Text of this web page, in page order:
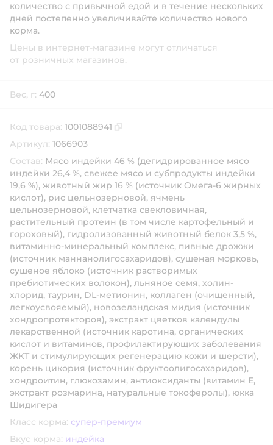
количество с привычной едой и в течение нескольких
дней постепенно увеличивайте количество нового
корма.
Цены в интернет-магазине могут отличаться
от розничных магазинов.
Вес, г: 400
Код товара: 1001088941
Артикул: 1066903
Состав: Мясо индейки 46 % (дегидрированное мясо
индейки 26,4 %, свежее мясо и субпродукты индейки
19,6 %), животный жир 16 % (источник Омега-6 жирных
кислот), рис цельнозерновой, ячмень
цельнозерновой, клетчатка свекловичная,
растительный протеин (в том числе картофельный и
гороховый), гидролизованный животный белок 3,5 %,
витаминно-минеральный комплекс, пивные дрожжи
(источник маннанолигосахаридов), сушеная морковь,
сушеное яблоко (источник растворимых
пребиотических волокон), льняное семя, холин-
хлорид, таурин, DL-метионин, коллаген (очищенный,
легкоусвояемый), новозеландская мидия (источник
хондропротекторов), экстракт цветков календулы
лекарственной (источник каротина, органических
кислот и витаминов, профилактирующих заболевания
ЖКТ и стимулирующих регенерацию кожи и шерсти),
корень цикория (источник фруктоолигосахаридов),
хондроитин, глюкозамин, антиоксиданты (витамин Е,
экстракт розмарина, натуральные токоферолы), юкка
Шидигера
Класс корма: супер-премиум
Вкус корма: индейка